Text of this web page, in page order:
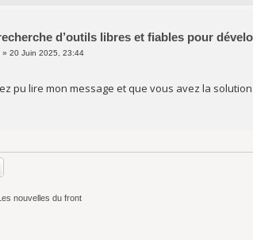
d’outils libres et fiables pour
» 20 Juin 2025, 23:44
pu lire mon message et que vous avez la
nouvelles du front